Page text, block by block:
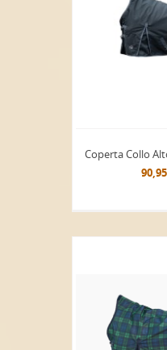
Coperta Collo